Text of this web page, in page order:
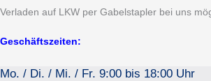
Verladen auf LKW per Gabelstapler bei uns
Geschäftszeiten:
Mo. / Di. / Mi. / Fr. 9:00 bis 18:00 Uhr